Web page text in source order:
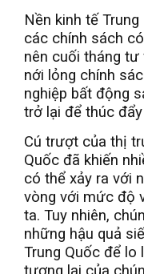
Nền kinh tế
các chính sách
nên cuối tháng
nới lỏng chính
nghiệp bất động
trở lại để thúc
Cú trượt của thị
Quốc đã khiến
có thể xảy ra với
vòng với mức độ
ta. Tuy nhiên,
những hậu quả
Trung Quốc để lo